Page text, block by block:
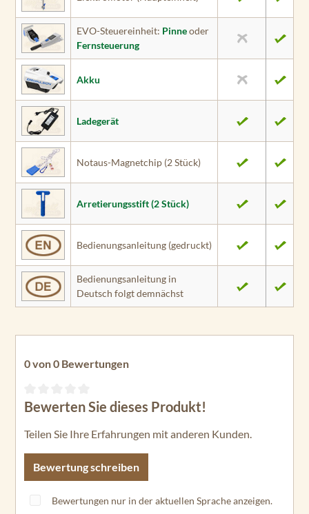
EVO-Steuereinheit: Pinneoder
Fernsteuerung
Akku
Ladegerät
Notaus-Magnetchip (2 Stück)
Arretierungs­stift (2 Stück)
Bedienungs­anleitung (gedruckt)
Bedienungs­anleitung in
Deutsch folgt demnächst
0 von 0 Bewertungen
Durchschnittliche Bewertung von 0 von 5 Sternen
Bewerten Sie dieses Produkt!
Teilen Sie Ihre Erfahrungen mit anderen Kunden.
Bewertung schreiben
Bewertungen nur in der aktuellen Sprache anzeigen.